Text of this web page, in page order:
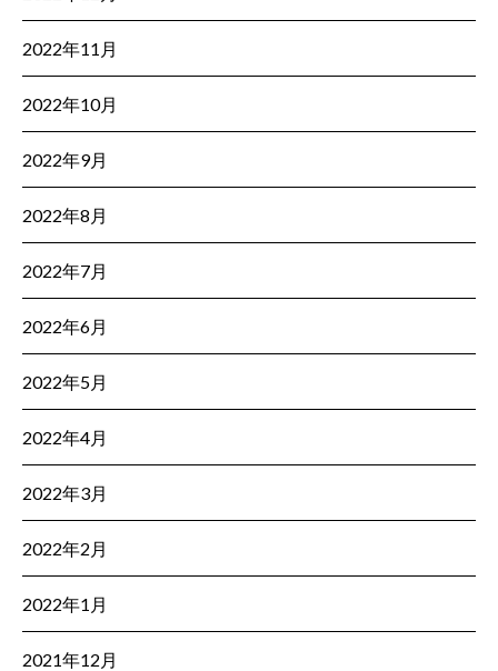
2022年11月
2022年10月
2022年9月
2022年8月
2022年7月
2022年6月
2022年5月
2022年4月
2022年3月
2022年2月
2022年1月
2021年12月